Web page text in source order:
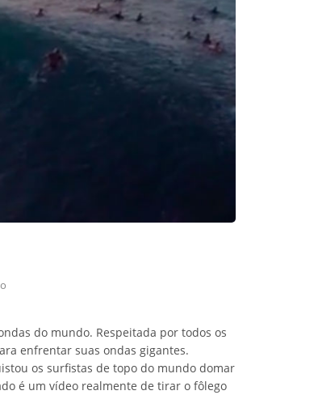
do mundo. Respeitada por todos os
enfrentar suas ondas gigantes.
os surfistas de topo do mundo domar
é um vídeo realmente de tirar o fôlego